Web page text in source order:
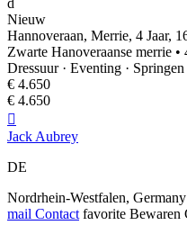
d
Nieuw
Hannoveraan, Merrie, 4 Jaar,
Zwarte Hanoveraanse merrie
Dressuur · Eventing ·
€ 4.650
€ 4.650

Jack Aubrey
DE
Nordrhein‑Westfalen, Germany
mail Contact favorite Bewaren